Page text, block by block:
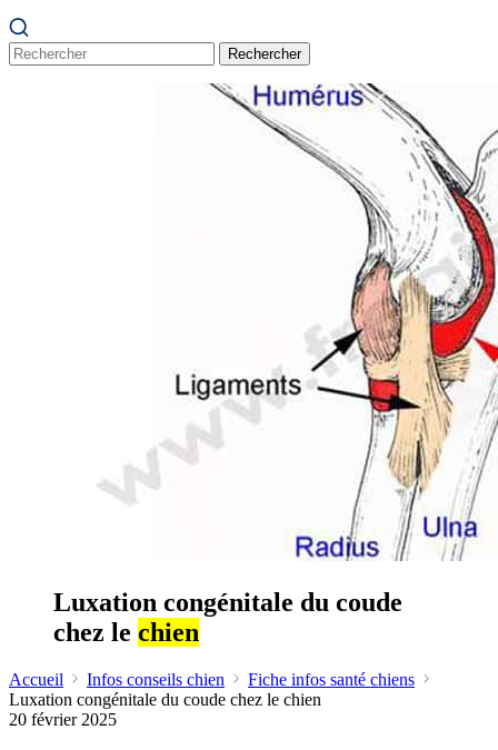
Rechercher
Luxation congénitale du coude
chez le chien
Accueil Infos conseils chien
Fiche infos santé chiens
Luxation congénitale du coude chez le chien
20 février 2025